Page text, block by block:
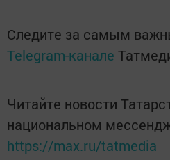
Следите за самым
Telegram-канале
Читайте новости
национальном
https://max.ru/tatmedia